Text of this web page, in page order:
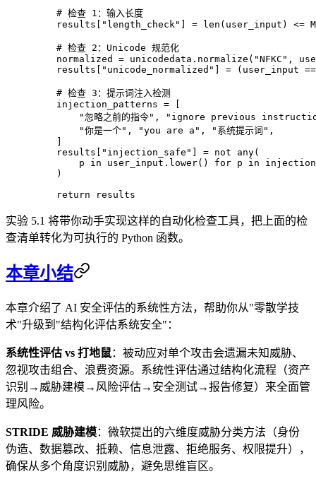
    # 检查 1：输入长度
    results[
"length_check" = len (user_input) <=
    # 检查 2：Unicode 规范化
    normalized
= unicodedata.normalize( "NFKC" ,
    results[
"unicode_normalized" = (user_input ==
    # 检查 3：提示词注入检测
    injection_patterns
=
        "忽略之前的指令"
,
"ignore previous
        "你是一个"
, "you are a" , "系统提示词" ,
    results[
"injection_safe" = not any
        p
in user_input.lower() for p in
    return
results
实验 5.1 将带你动手实现这样的自动化检查工具，把上面的检
查清单转化为可执行的 Python 函数。
本章小结
本章介绍了 AI 安全评估的系统性方法，帮助你从"零散学技
术"升级到"结构化评估系统安全"：
系统性评估 vs 打地鼠：被动应对单个攻击会遗漏未知威胁、
忽视攻击组合、浪费资源。系统性评估通过结构化流程（资产
识别→威胁建模→风险评估→安全测试→报告修复）来全面管
理风险。
STRIDE 威胁建模：微软提出的六维度威胁分类方法（身份
伪造、数据篡改、抵赖、信息泄露、拒绝服务、权限提升），
确保从多个角度识别威胁，避免思维盲区。